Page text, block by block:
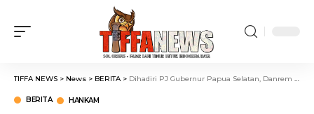
TIFFA NEWS > News > BERITA> Dihadiri PJ Gubernur Papua Selatan, Danrem 174/ATW Resmi Buka Program Prioritas Nasional Bakti Papua 2023
BERITA HANKAM